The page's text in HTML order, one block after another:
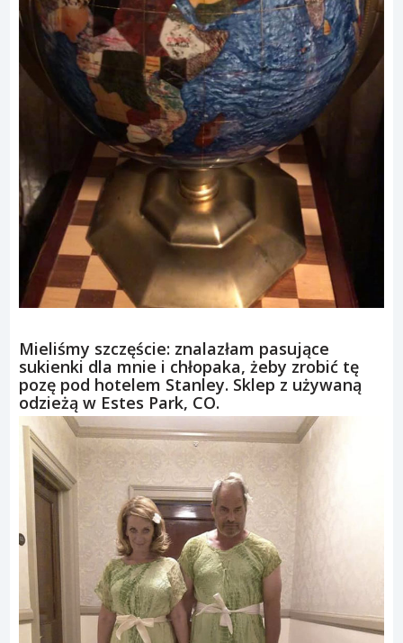
Mieliśmy szczęście: znalazłam pasujące
sukienki dla mnie i chłopaka, żeby zrobić tę
pozę pod hotelem Stanley. Sklep z używaną
odzieżą w Estes Park, CO.